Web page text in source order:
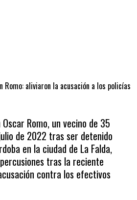
Romo: aliviaron la acusación a los policías
Romo, un vecino de 35
de 2022 tras ser detenido
en la ciudad de La Falda,
tras la reciente
contra los efectivos